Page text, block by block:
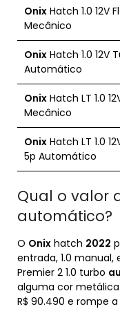
Onix Hatch 1.0 12V
Mecânico
Onix Hatch 1.0 12V
Automático
Onix Hatch LT 1.0
Mecânico
Onix Hatch LT 1.0
5p Automático
Qual o valor
automático?
O Onix hatch 2022
entrada, 1.0 manual,
Premier 2 1.0 turbo
alguma cor metálica
R$ 90.490 e rompe